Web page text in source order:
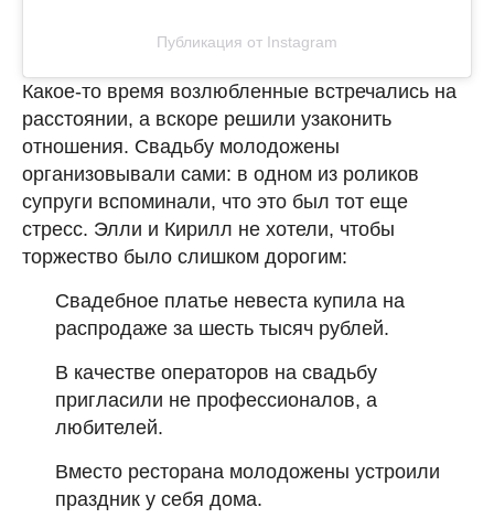
Публикация от Instagram
Какое-то время возлюбленные встречались на
расстоянии, а вскоре решили узаконить
отношения. Свадьбу молодожены
организовывали сами: в одном из роликов
супруги вспоминали, что это был тот еще
стресс. Элли и Кирилл не хотели, чтобы
торжество было слишком дорогим:
Свадебное платье невеста купила на
распродаже за шесть тысяч рублей.
В качестве операторов на свадьбу
пригласили не профессионалов, а
любителей.
Вместо ресторана молодожены устроили
праздник у себя дома.